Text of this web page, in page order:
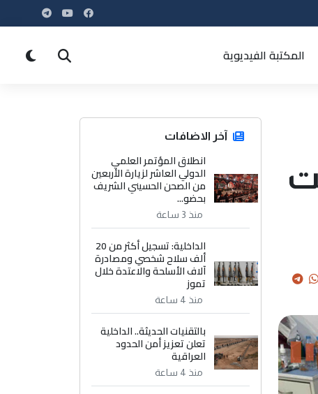
المكتبة الفيديوية
آخر الاضافات
انطلاق المؤتمر العلمي
الدولي العاشر لزيارة الأربعين
من الصحن الحسيني الشريف
بحضو...
منذ 3 ساعة
الداخلية: تسجيل أكثر من 20
ألف سلاح شخصي ومصادرة
آلاف الأسلحة والاعتدة خلال
تموز
منذ 4 ساعة
بالتقنيات الحديثة.. الداخلية
تعلن تعزيز أمن الحدود
العراقية
منذ 4 ساعة